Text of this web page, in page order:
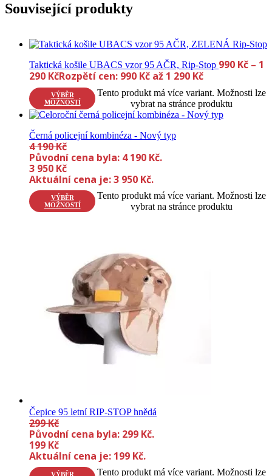
Související produkty
Taktická košile UBACS vzor 95 AČR, Rip-Stop 990 Kč – 1
290 KčRozpětí cen: 990 Kč až 1 290 Kč
VÝBĚR
MOŽNOSTÍ
Tento produkt má více variant. Možnosti lze
vybrat na stránce produktu
Černá policejní kombinéza - Nový typ
4 190Kč
Původní cena byla: 4 190 Kč.
3 950 Kč
Aktuální cena je: 3 950 Kč.
VÝBĚR
MOŽNOSTÍ
Tento produkt má více variant. Možnosti lze
vybrat na stránce produktu
Čepice 95 letní RIP-STOP hnědá
299Kč
Původní cena byla: 299 Kč.
199 Kč
Aktuální cena je: 199 Kč.
VÝBĚR
Tento produkt má více variant. Možnosti lze